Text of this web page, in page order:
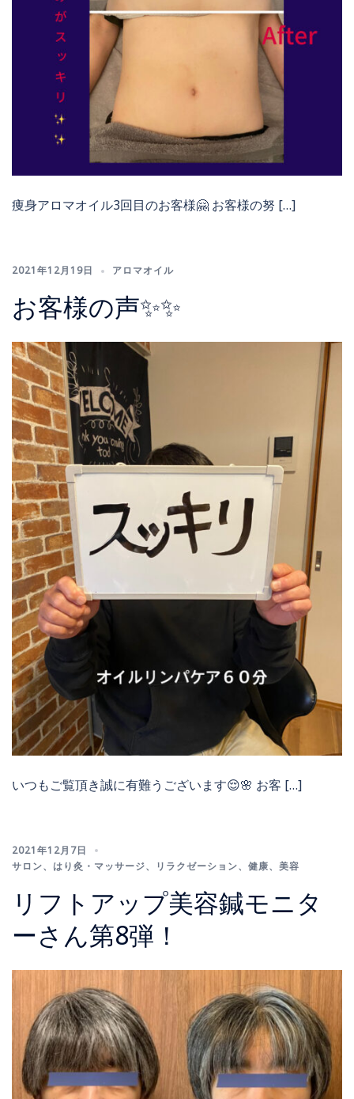
痩身アロマオイル3回目のお客様🤗 お客様の努 […]
2021年12月19日 アロマオイル
お客様の声✨✨
いつもご覧頂き誠に有難うございます😌🌸 お客 […]
2021年12月7日
サロン、 はり灸・マッサージ、 リラクゼーション、 健康、 美容
リフトアップ美容鍼モニタ
ーさん第8弾！